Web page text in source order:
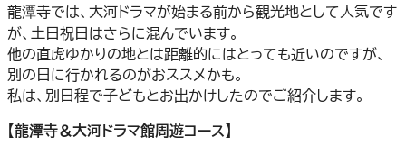
龍潭寺では、大河ドラマが始まる前から観光地として人気です
が、土日祝日はさらに混んでいます。
他の直虎ゆかりの地とは距離的にはとっても近いのですが、
別の日に行かれるのがおススメかも。
私は、別日程で子どもとお出かけしたのでご紹介します。
【龍潭寺＆大河ドラマ館周遊コース】